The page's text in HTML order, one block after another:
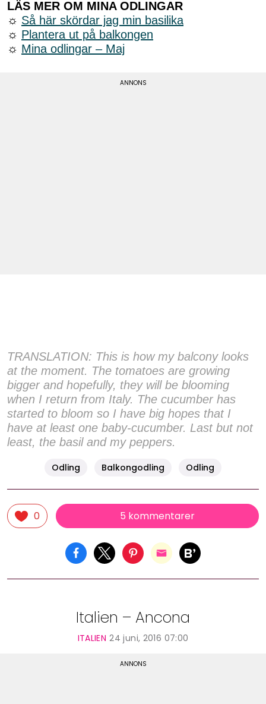
LÄS MER OM MINA ODLINGAR
☼ Så här skördar jag min basilika
☼ Plantera ut på balkongen
☼ Mina odlingar – Maj
TRANSLATION: This is how my balcony looks
at the moment. The tomatoes are growing
bigger and hopefully, they will be blooming
when I return from Italy. The cucumber has
started to bloom so I have big hopes that I
have at least one baby-cucumber. Last but not
least, the basil and my peppers.
Odling Balkongodling Odling
0 5 kommentarer
Italien – Ancona
ITALIEN 24 juni, 2016 07:00